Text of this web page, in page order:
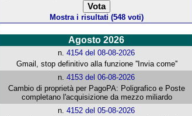
Mostra i risultati (548 voti)
Agosto 2026
n.4154 del 08-08-2026
Gmail, stop definitivo alla funzione ''Invia come''
n.4153 del 06-08-2026
Cambio di proprietà per PagoPA: Poligrafico e Poste
completano l'acquisizione da mezzo miliardo
n.4152 del 05-08-2026